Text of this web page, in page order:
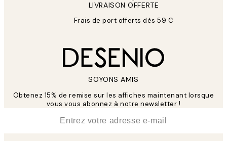
LIVRAISON OFFERTE
Frais de port offerts dès 59 €
SOYONS AMIS
Obtenez 15% de remise sur les affiches maintenant lorsque
vous vous abonnez à notre newsletter !